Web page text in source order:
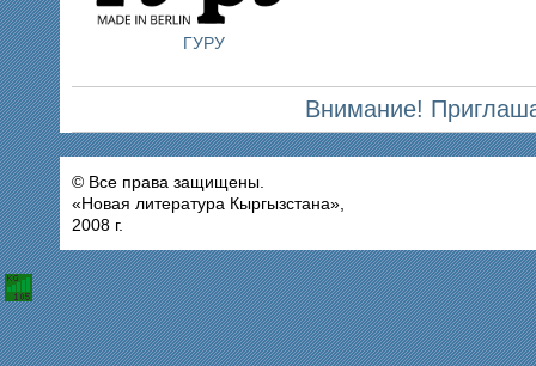
ГУРУ
Внимание!
© Все права защищены.
«Новая литература Кыргызстана»,
2008 г.